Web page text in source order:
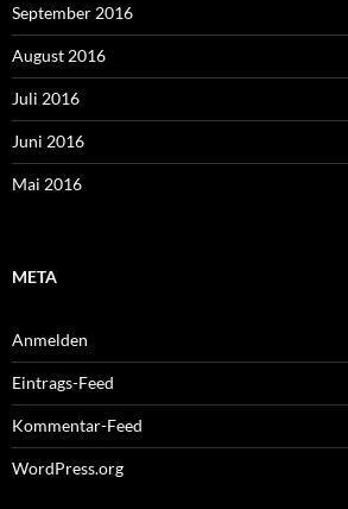
September 2016
August 2016
Juli 2016
Juni 2016
Mai 2016
META
Anmelden
Eintrags-Feed
Kommentar-Feed
WordPress.org